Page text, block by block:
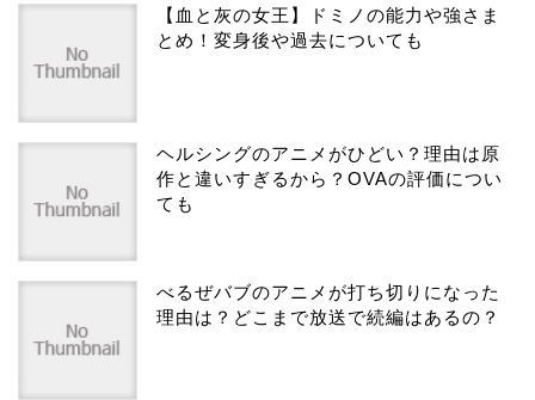
【血と灰の女王】ドミノの能力や強さま
とめ！変身後や過去についても
ヘルシングのアニメがひどい？理由は原
作と違いすぎるから？OVAの評価につい
ても
べるぜバブのアニメが打ち切りになった
理由は？どこまで放送で続編はあるの？